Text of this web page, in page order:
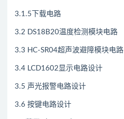
3.1.5下载电路
3.2 DS18B20温度检测模块电路
3.3 HC-SR04超声波避障模块电路
3.4 LCD1602显示电路设计
3.5 声光报警电路设计
3.6 按键电路设计